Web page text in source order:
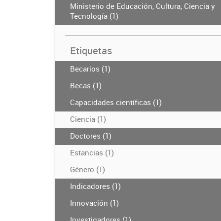
Ministerio de Educación, Cultura, Ciencia y
Tecnología (1)
Etiquetas
Becarios (1)
Becas (1)
Capacidades científicas (1)
Ciencia (1)
Doctores (1)
Estancias (1)
Género (1)
Indicadores (1)
Innovación (1)